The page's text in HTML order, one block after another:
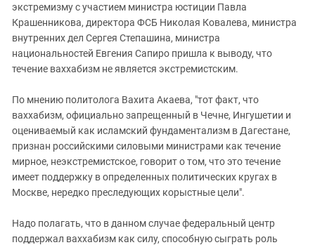
экстремизму с участием министра юстиции Павла
Крашенникова, директора ФСБ Николая Ковалева, министра
внутренних дел Сергея Степашина, министра
национальностей Евгения Сапиро пришла к выводу, что
течение ваххабизм не является экстремистским.
По мнению политолога Вахита Акаева, "тот факт, что
ваххабизм, официально запрещенный в Чечне, Ингушетии и
оцениваемый как исламский фундаментализм в Дагестане,
признан российскими силовыми министрами как течение
мирное, неэкстремистское, говорит о том, что это течение
имеет поддержку в определенных политических кругах в
Москве, нередко преследующих корыстные цели".
Надо полагать, что в данном случае федеральный центр
поддержал ваххабизм как силу, способную сыграть роль